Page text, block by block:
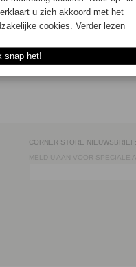
BESTEL
CORNER STORE NIEUWSBRIEF:
MELD U AAN VOOR SPECIALE